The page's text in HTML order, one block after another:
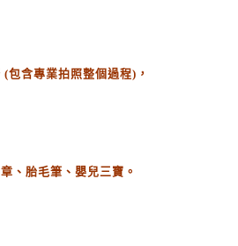
(包含專業拍照整個過程) ，
、胎毛筆、嬰兒三寶。